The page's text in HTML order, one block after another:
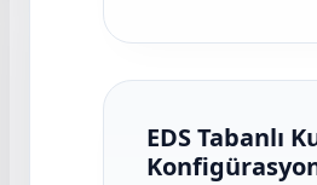
EDS Tabanlı